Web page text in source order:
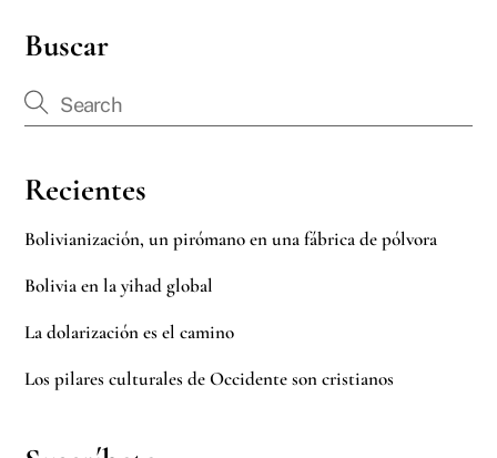
Buscar
Recientes
Bolivianización, un pirómano en una fábrica de pólvora
Bolivia en la yihad global
La dolarización es el camino
Los pilares culturales de Occidente son cristianos